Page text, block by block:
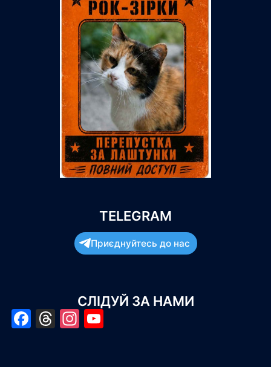
TELEGRAM
Приєднуйтесь до нас
СЛІДУЙ ЗА НАМИ
Facebook
Threads
Instagram